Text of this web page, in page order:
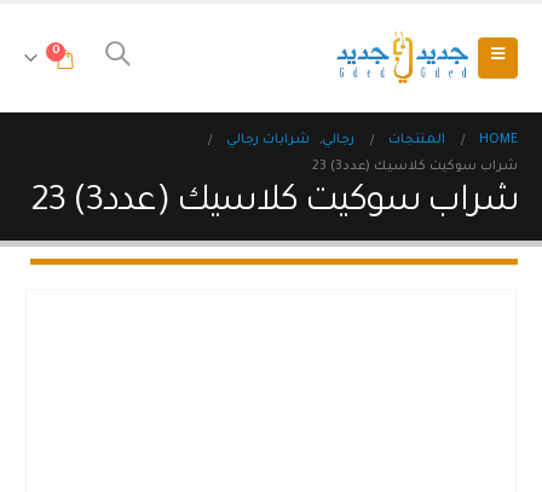
0
HOME المنتجات رجالي,
شرابات رجالي
شراب سوكيت كلاسيك (عدد3) 23
شراب سوكيت كلاسيك (عدد3) 23